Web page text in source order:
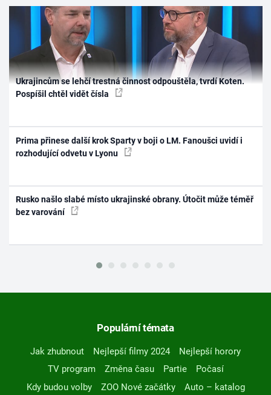
Ukrajincům se lehčí trestná činnost odpouštěla, tvrdí Koten.
Pospíšil chtěl vidět čísla
Prima přinese další krok Sparty v boji o LM. Fanoušci uvidí i
rozhodující odvetu v Lyonu
Rusko našlo slabé místo ukrajinské obrany. Útočit může téměř
bez varování
Populární témata
Jak zhubnout Nejlepší filmy 2024
Nejlepší horory
TV program
Změna času Partie
Počasí
Kdy budou volby
ZOO Nové začátky
Auto – katalog